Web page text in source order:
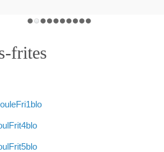
frites